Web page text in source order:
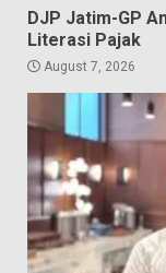
DJP Jatim-GP
Literasi Pajak
August 7, 2026